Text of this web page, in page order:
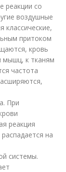
реакции со
воздушные
классические,
притоком
кровь
мышц, к тканям
частота
При
реакция
на
системы.